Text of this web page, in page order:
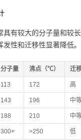
具有较大的分子量和较
发性和迁移性显著降低。
分子量 沸点（℃） 迁
113 172 高
143 196 中
188 210 中
300+ >250 低